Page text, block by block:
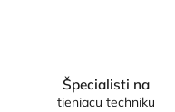
Špecialisti na
tieniacu techniku